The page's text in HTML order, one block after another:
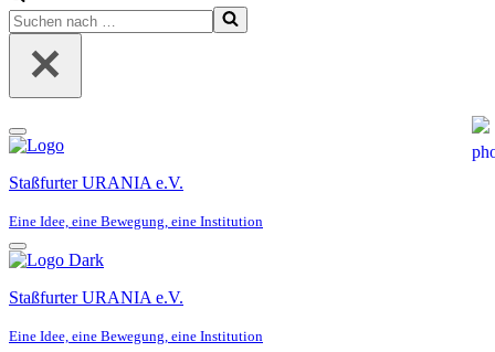
Suchen
nach …
Navigationsmenü
Staßfurter URANIA e.V.
Eine Idee, eine Bewegung, eine Institution
Navigationsmenü
Staßfurter URANIA e.V.
Eine Idee, eine Bewegung, eine Institution